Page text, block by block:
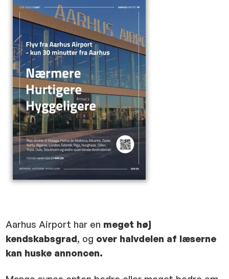
Aarhus Airport har en meget høj
kendskabsgrad, og over halvdelen af læserne
kan huske annoncen.